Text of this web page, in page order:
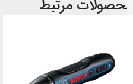
مرتبط